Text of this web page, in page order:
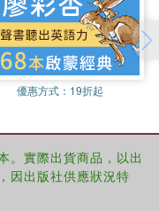
interpretation of
invaluable for all
science.
used in the evaluation
student
to put the subject
優惠方式： 19折起
。實際出貨商品，以出
因出版社供應狀況特